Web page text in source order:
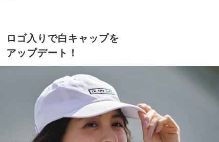
ロゴ入りで白キャップを
アップデート！